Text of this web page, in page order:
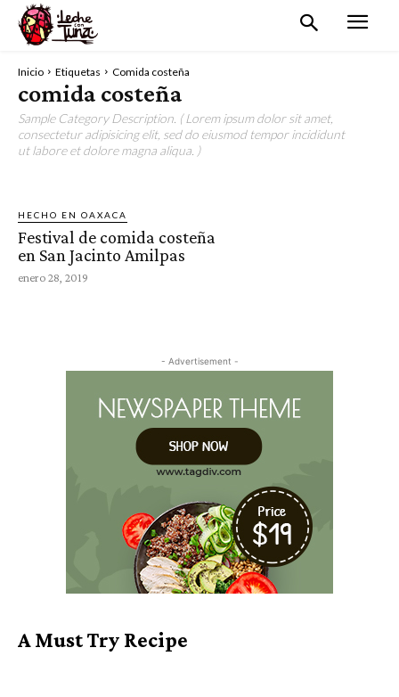
Inicio Etiquetas Comida costeña
comida costeña
Sample Category Description. ( Lorem ipsum dolor sit amet,
consectetur adipisicing elit, sed do eiusmod tempor incididunt
ut labore et dolore magna aliqua. )
HECHO EN OAXACA
Festival de comida costeña
en San Jacinto Amilpas
enero 28, 2019
- Advertisement -
A Must Try Recipe